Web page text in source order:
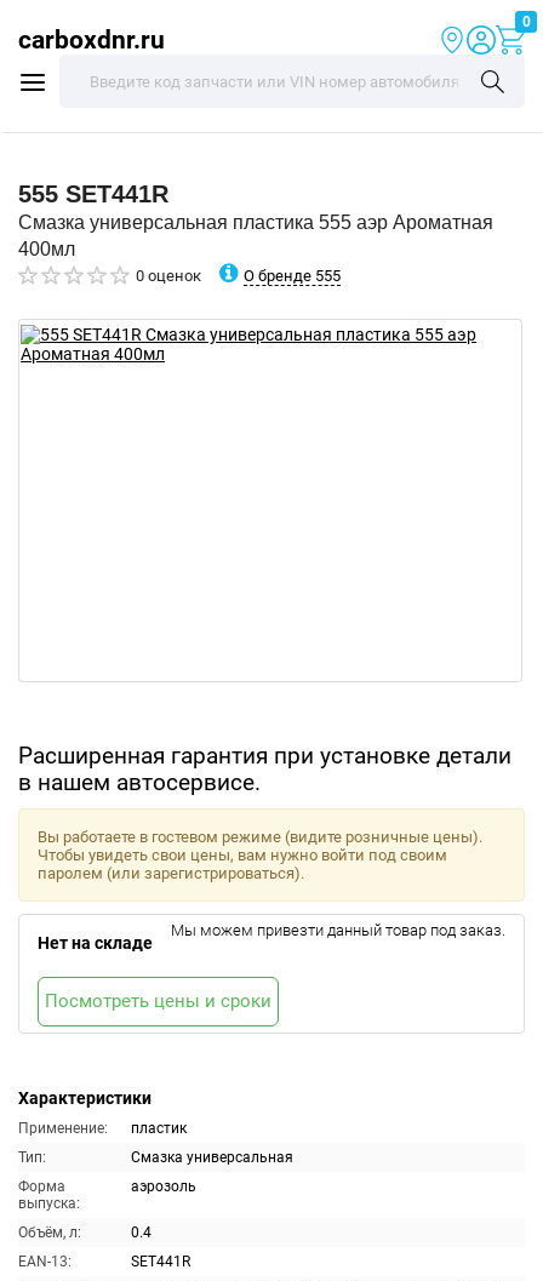
carboxdnr.ru
0
555 SET441R
Смазка универсальная пластика 555 аэр Ароматная
400мл
0 оценок О бренде 555
Расширенная гарантия при установке детали
в нашем автосервисе.
Характеристики
Применение:
пластик
Тип:
Смазка универсальная
Форма
выпуска:
аэрозоль
Объём, л:
0.4
EAN-13:
SET441R
Вы работаете в гостевом режиме (видите розничные цены).
Чтобы увидеть свои цены, вам нужно войти под своим
паролем (или зарегистрироваться).
Нет на складе
Мы можем привезти данный товар под заказ.
Посмотреть цены и сроки